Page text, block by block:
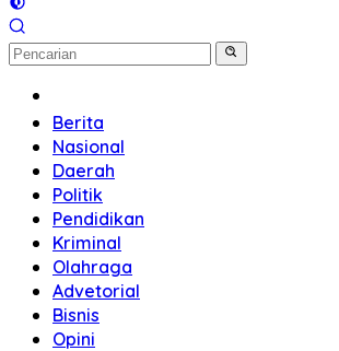
Berita
Nasional
Daerah
Politik
Pendidikan
Kriminal
Olahraga
Advetorial
Bisnis
Opini